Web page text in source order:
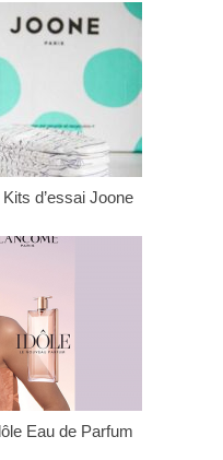
d’essai Joone
Eau de Parfum